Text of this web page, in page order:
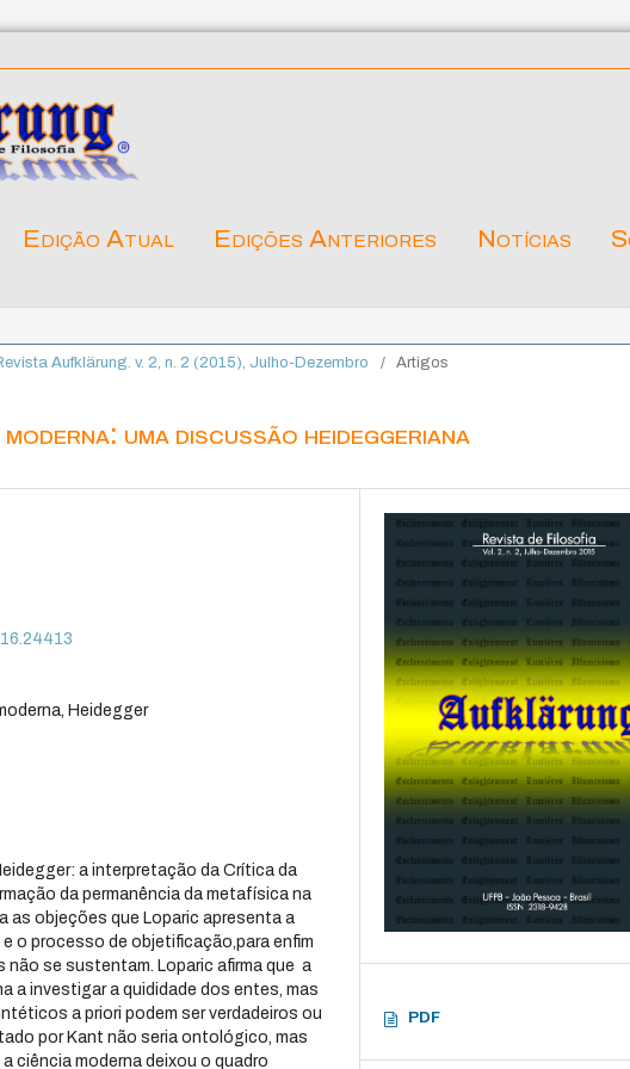
Edição Atual Edições Anteriores Notícias
Aufklärung. v. 2, n. 2 (2015), Julho-Dezembro / Artigos
uma discussão heideggeriana
Heidegger
a interpretação da Crítica da
da permanência da metafísica na
as objeções que Loparic apresenta a
o processo de objetificação,para enfim
se sustentam. Loparic afirma que a
a investigar a quididade dos entes, mas
a priori podem ser verdadeiros ou
por Kant não seria ontológico, mas
ciência moderna deixou o quadro
PDF